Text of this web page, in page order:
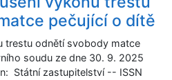
pečující o dítě
trestu odnětí svobody matce
soudu ze dne 30. 9. 2025
Státní zastupitelství -- ISSN